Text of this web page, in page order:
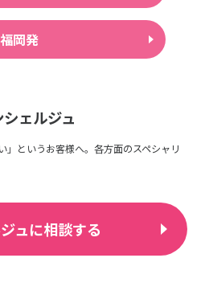
福岡発
シェルジュ
」というお客様へ。各方面のスペシャリ
ュに相談する